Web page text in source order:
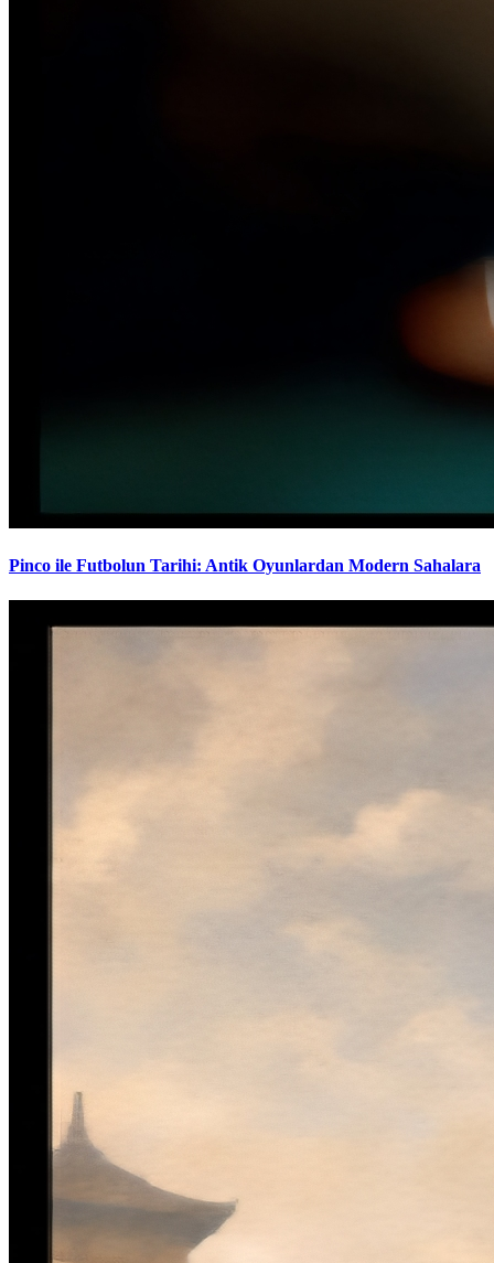
Pinco ile Futbolun Tarihi: Antik Oyunlardan Modern Sahalara